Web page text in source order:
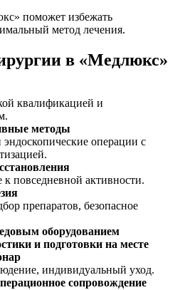
поможет избежать
метод лечения.
в «Медлюкс»
квалификацией и
методы
операции с
повседневной активности.
препаратов, безопасное
оборудованием
и подготовки на месте
индивидуальный уход.
сопровождение